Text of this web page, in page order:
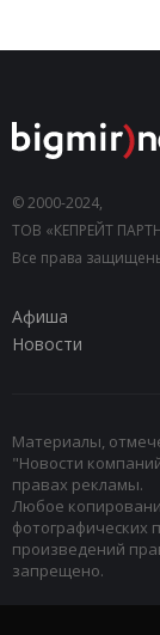
© 2000-2024,
ТОВ «КЕПРЕЙТ
Все права
Афиша
Новости
Материалы,
"Новости
правах рекламы.
Любое
фотографических
произведений
запрещено.